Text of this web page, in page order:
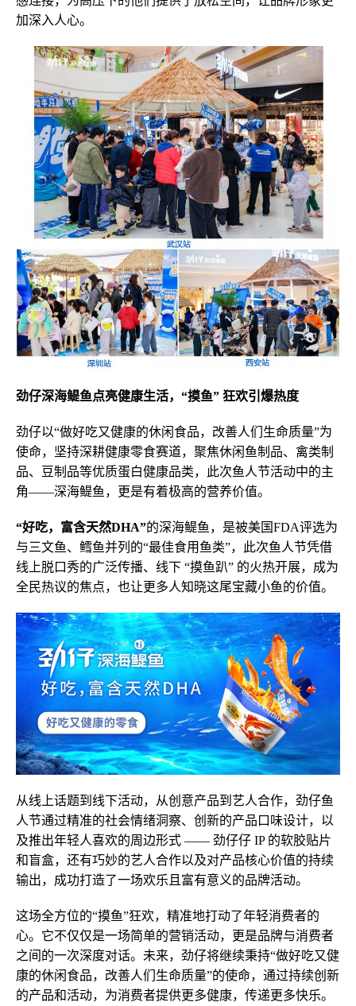
加深入人心。
劲仔深海鳀鱼点亮健康生活，“摸鱼” 狂欢引爆热度
劲仔以“做好吃又健康的休闲食品，改善人们生命质量”为
使命，坚持深耕健康零食赛道，聚焦休闲鱼制品、禽类制
品、豆制品等优质蛋白健康品类，此次鱼人节活动中的主
角——深海鳀鱼，更是有着极高的营养价值。
“好吃，富含天然DHA”的深海鳀鱼，是被美国FDA评选为
与三文鱼、鳕鱼并列的“最佳食用鱼类”，此次鱼人节凭借
线上脱口秀的广泛传播、线下 “摸鱼趴” 的火热开展，成为
全民热议的焦点，也让更多人知晓这尾宝藏小鱼的价值。
从线上话题到线下活动，从创意产品到艺人合作，劲仔鱼
人节通过精准的社会情绪洞察、创新的产品口味设计，以
及推出年轻人喜欢的周边形式 —— 劲仔仔 IP 的软胶贴片
和盲盒，还有巧妙的艺人合作以及对产品核心价值的持续
输出，成功打造了一场欢乐且富有意义的品牌活动。
这场全方位的“摸鱼”狂欢，精准地打动了年轻消费者的
心。它不仅仅是一场简单的营销活动，更是品牌与消费者
之间的一次深度对话。未来，劲仔将继续秉持“做好吃又健
康的休闲食品，改善人们生命质量”的使命，通过持续创新
的产品和活动，为消费者提供更多健康，传递更多快乐。